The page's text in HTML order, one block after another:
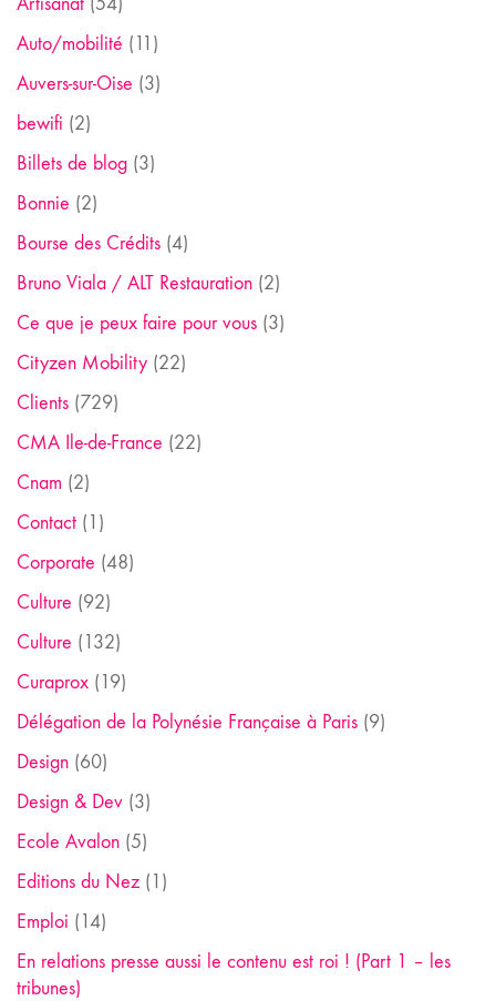
Auto/mobilité (11)
Auvers-sur-Oise (3)
bewifi (2)
Billets de blog (3)
Bonnie (2)
Bourse des Crédits (4)
Bruno Viala / ALT Restauration (2)
Ce que je peux faire pour vous (3)
Cityzen Mobility (22)
Clients (729)
CMA Ile-de-France (22)
Cnam (2)
Contact (1)
Corporate (48)
Culture (92)
Culture (132)
Curaprox (19)
Délégation de la Polynésie Française à Paris (9)
Design (60)
Design & Dev (3)
Ecole Avalon (5)
Editions du Nez (1)
Emploi (14)
En relations presse aussi le contenu est roi ! (Part 1 – les
tribunes)